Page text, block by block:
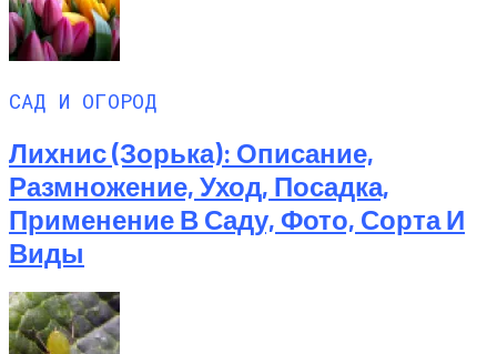
САД И ОГОРОД
Лихнис (Зорька): Описание,
Размножение, Уход, Посадка,
Применение В Саду, Фото, Сорта И
Виды